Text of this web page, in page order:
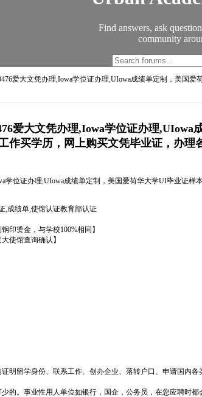
Find answers, ask
community
爱大文凭办理,Iowa学位证办理,UIowa成绩单定制，美国
爱大文凭办理,Iowa学位证办理
作买学历，网上购买文凭毕业证，办理
学位证办理,UIowa成绩单定制，美国爱荷华大学UI毕业证
,成绩单,使馆认证教育部认证
印烫金，与学校100%相同】
使馆查询确认】
明留学身份、联系工作、创办企业、落转户口、申请国内
的。事业性用人单位如银行，国企，公务员，在您应聘